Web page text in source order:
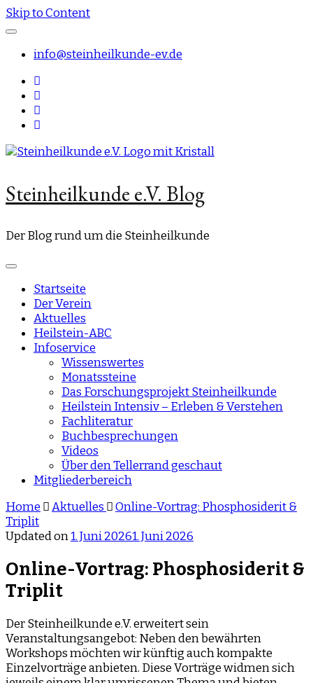
Skip to Content
info@steinheilkunde-ev.de
Steinheilkunde e.V. Blog
Der Blog rund um die Steinheilkunde
Startseite
Der Verein
Aktuelles
Heilstein-ABC
Infoservice
Wissenswertes
Monatssteine
Das Forschungsprojekt Steinheilkunde
Heilstein Intensiv – Erleben & Verstehen
Fachliteratur
Buchbesprechungen
Videos
Über den Tellerrand geschaut
Mitgliederbereich
Home
Aktuelles
Online-Vortrag: Phosphosiderit &
Triplit
Updated on1. Juni 20261. Juni 2026
Online-Vortrag: Phosphosiderit &
Triplit
Der Steinheilkunde e.V. erweitert sein
Veranstaltungsangebot: Neben den bewährten
Workshops möchten wir künftig auch kompakte
Einzelvorträge anbieten. Diese Vorträge widmen sich